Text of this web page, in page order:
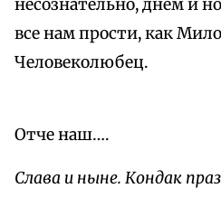
несознательно, днем и
все нам прости, как
Человеколюбец.
Отче наш….
Слава и ныне. Кондак